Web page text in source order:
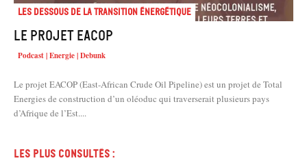
Les dessous de la transition énergétique
Le projet EACOP
Podcast | Energie | Debunk
Le projet EACOP (East-African Crude Oil Pipeline) est un projet de Total
Energies de construction d’un oléoduc qui traverserait plusieurs pays
d’Afrique de l’Est....
Les plus consultés :